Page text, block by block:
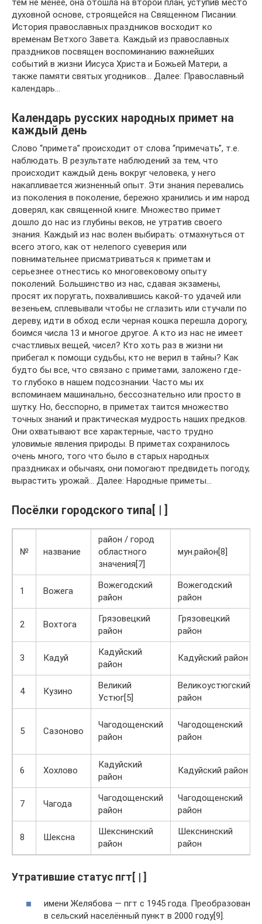
тем не менее, она отошла на второй план, уступив место
духовной основе, строящейся на Священном Писании.
История православных праздников восходит ко
временам Ветхого Завета. Каждый из православных
праздников посвящен воспоминанию важнейших
событий в жизни Иисуса Христа и Божьей Матери, а
также памяти святых угодников… Далее: Православный
календарь…
Календарь русских народных примет на
каждый день
Слово “примета” происходит от слова “примечать”, т.е.
наблюдать. В результате наблюдений за тем, что
происходит каждый день вокруг человека, у него
накапливается жизненный опыт. Эти знания перевались
из поколения в поколение, бережно хранились и им народ
доверял, как священной книге. Множество примет
дошло до нас из глубины веков, не утратив своего
знания. Каждый из нас волен выбирать: отмахнуться от
всего этого, как от нелепого суеверия или
повнимательнее присматриваться к приметам и
серьезнее отнестись ко многовековому опыту
поколений. Большинство из нас, сдавая экзамены,
просят их поругать, похвалившись какой-то удачей или
везеньем, сплевывали чтобы не сглазить или стучали по
дереву, идти в обход если черная кошка перешла дорогу,
боимся числа 13 и многое другое. А кто из нас не имеет
счастливых вещей, чисел? Кто хоть раз в жизни ни
прибегал к помощи судьбы, кто не верил в тайны? Как
будто бы все, что связано с приметами, заложено где-
то глубоко в нашем подсознании. Часто мы их
вспоминаем машинально, бессознательно или просто в
шутку. Но, бесспорно, в приметах таится множество
точных знаний и практическая мудрость наших предков.
Они охватывают все характерные, часто трудно
уловимые явления природы. В приметах сохранилось
очень много, того что было в старых народных
праздниках и обычаях, они помогают предвидеть погоду,
вырастить урожай… Далее: Народные приметы…
Посёлки городского типа[ | ]
№ название
район / город
областного
значения[7]
мун.район[8]
1 Вожега
Вожегодский
район
Вожегодский
район
2 Вохтога
Грязовецкий
район
Грязовецкий
район
3 Кадуй
Кадуйский
район
Кадуйский район
4 Кузино
Великий
Устюг[5]
Великоустюгский
район
5 Сазоново
Чагодощенский
район
Чагодощенский
район
6 Хохлово
Кадуйский
район
Кадуйский район
7 Чагода
Чагодощенский
район
Чагодощенский
район
8 Шексна
Шекснинский
район
Шекснинский
район
Утратившие статус пгт[ | ]
имени Желябова — пгт с 1945 года. Преобразован
в сельский населённый пункт в 2000 году[9].